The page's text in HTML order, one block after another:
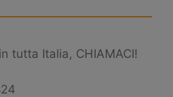
tutta Italia, CHIAMACI!